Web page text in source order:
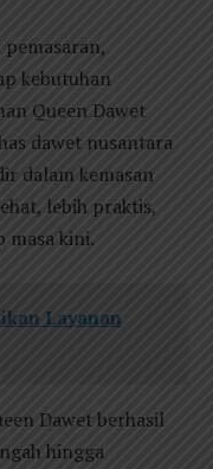
kebutuhan
Queen Dawet
dawet nusantara
dalam kemasan
lebih praktis,
masa kini.
Layanan
Dawet berhasil
hingga